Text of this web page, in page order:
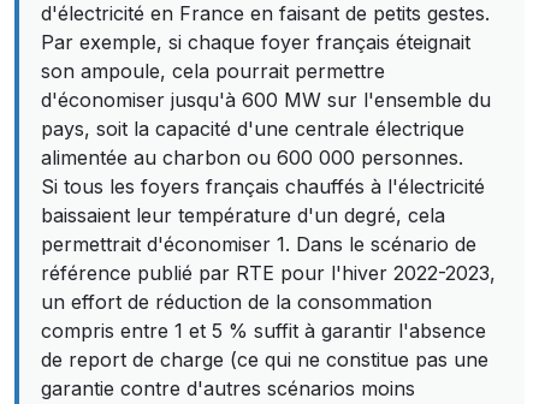
d'électricité en France en faisant de petits gestes.
Par exemple, si chaque foyer français éteignait
son ampoule, cela pourrait permettre
d'économiser jusqu'à 600 MW sur l'ensemble du
pays, soit la capacité d'une centrale électrique
alimentée au charbon ou 600 000 personnes.
Si tous les foyers français chauffés à l'électricité
baissaient leur température d'un degré, cela
permettrait d'économiser 1. Dans le scénario de
référence publié par RTE pour l'hiver 2022-2023,
un effort de réduction de la consommation
compris entre 1 et 5 % suffit à garantir l'absence
de report de charge (ce qui ne constitue pas une
garantie contre d'autres scénarios moins